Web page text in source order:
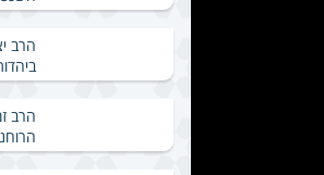
הרב
הרב